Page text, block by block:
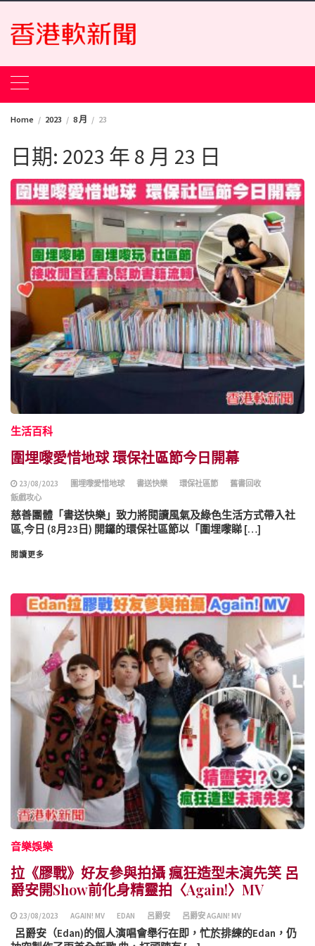
Skip
content
Home 2023 8 月 23
日期: 2023 年 8 月 23 日
生活百科
圍埋嚟愛惜地球 環保社區節今日開幕
23/08/2023 圍埋嚟愛惜地球 書送快樂 環保社區節
舊書回收
飯戲攻⼼
慈善團體「書送快樂」致力將閱讀風氣及綠色生活方式帶入社
區,今日 (8月23日) 開鑼的環保社區節以「圍埋嚟睇 […]
閱讀更多
音樂娛樂
拉《膠戰》好友參與拍攝 瘋狂造型未演先笑 呂
爵安開Show前化身精靈拍〈Again!〉MV
23/08/2023 AGAIN! MV EDAN 呂爵安 呂爵安 AGAIN! MV
呂爵安（Edan)的個人演唱會舉行在即，忙於排練的Edan，仍